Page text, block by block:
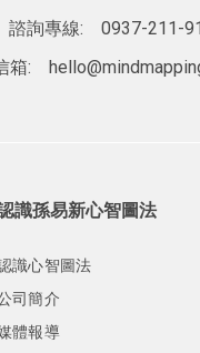
諮詢專線:
0937-211-
箱:
識孫易新心智圖法
識心智圖法
司簡介
體報導